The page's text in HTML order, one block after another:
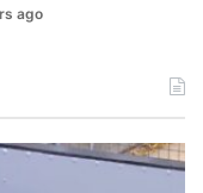
ago